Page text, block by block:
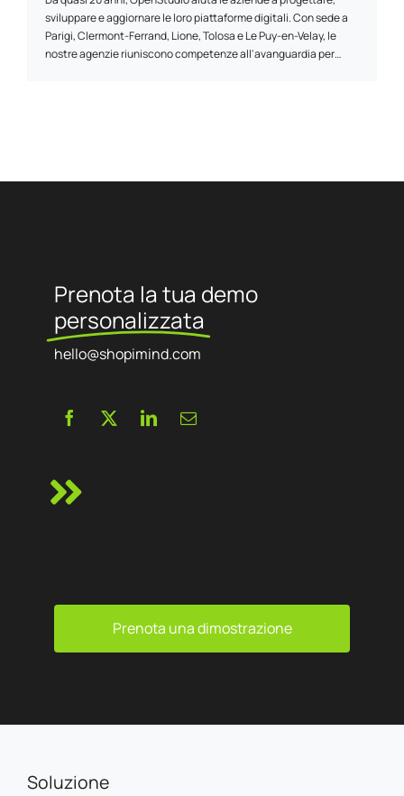
sviluppare e aggiornare le loro piattaforme digitali. Con sede a
Parigi, Clermont-Ferrand, Lione, Tolosa e Le Puy-en-Velay, le
nostre agenzie riuniscono competenze all'avanguardia per
(B2B/B2C) e applicazioni aziendali, basate su tecnologie open
Prenota la tua demo
personalizzata
hello@shopimind.com
Prenota una dimostrazione
Soluzione